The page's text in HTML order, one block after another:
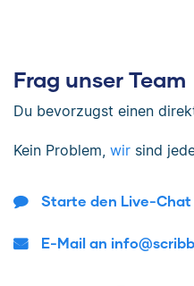
Frag unser Team
Du bevorzugst einen
Kein Problem, wir sind
Starte den Live-Chat
E-Mail an